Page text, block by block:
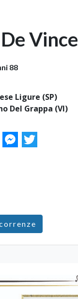
88
Ligure (SP)
Del Grappa (VI)
Messenger
Twitter